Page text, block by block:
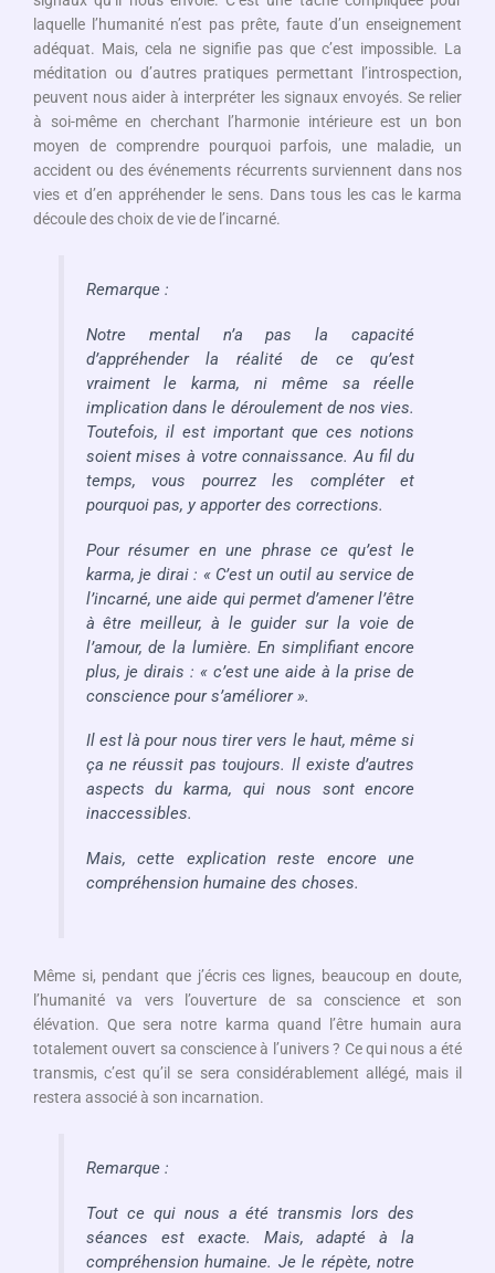
laquelle l’humanité n’est pas prête, faute d’un enseignement
adéquat. Mais, cela ne signifie pas que c’est impossible. La
méditation ou d’autres pratiques permettant l’introspection,
peuvent nous aider à interpréter les signaux envoyés. Se relier
à soi-même en cherchant l’harmonie intérieure est un bon
moyen de comprendre pourquoi parfois, une maladie, un
accident ou des événements récurrents surviennent dans nos
vies et d’en appréhender le sens. Dans tous les cas le karma
découle des choix de vie de l’incarné.
Remarque :
Notre mental n’a pas la capacité
d’appréhender la réalité de ce qu’est
vraiment le karma, ni même sa réelle
implication dans le déroulement de nos vies.
Toutefois, il est important que ces notions
soient mises à votre connaissance. Au fil du
temps, vous pourrez les compléter et
pourquoi pas, y apporter des corrections.
Pour résumer en une phrase ce qu’est le
karma, je dirai : « C’est un outil au service de
l’incarné, une aide qui permet d’amener l’être
à être meilleur, à le guider sur la voie de
l’amour, de la lumière. En simplifiant encore
plus, je dirais : « c’est une aide à la prise de
conscience pour s’améliorer ».
Il est là pour nous tirer vers le haut, même si
ça ne réussit pas toujours. Il existe d’autres
aspects du karma, qui nous sont encore
inaccessibles.
Mais, cette explication reste encore une
compréhension humaine des choses.
Même si, pendant que j’écris ces lignes, beaucoup en doute,
l’humanité va vers l’ouverture de sa conscience et son
élévation. Que sera notre karma quand l’être humain aura
totalement ouvert sa conscience à l’univers ? Ce qui nous a été
transmis, c’est qu’il se sera considérablement allégé, mais il
restera associé à son incarnation.
Remarque :
Tout ce qui nous a été transmis lors des
séances est exacte. Mais, adapté à la
compréhension humaine. Je le répète, notre